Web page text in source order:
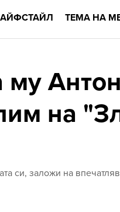
ТЕМА НА
му
на
си, заложи на